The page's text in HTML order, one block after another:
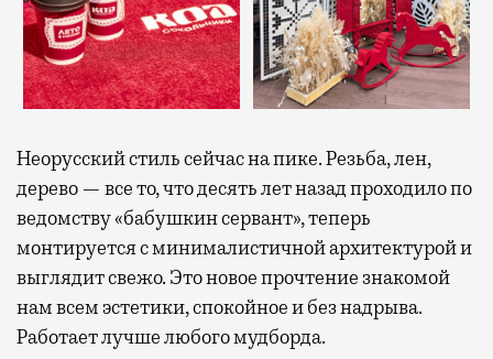
Неорусский стиль сейчас на пике. Резьба, лен,
дерево — все то, что десять лет назад проходило по
ведомству «бабушкин сервант», теперь
монтируется с минималистичной архитектурой и
выглядит свежо. Это новое прочтение знакомой
нам всем эстетики, спокойное и без надрыва.
Работает лучше любого мудборда.